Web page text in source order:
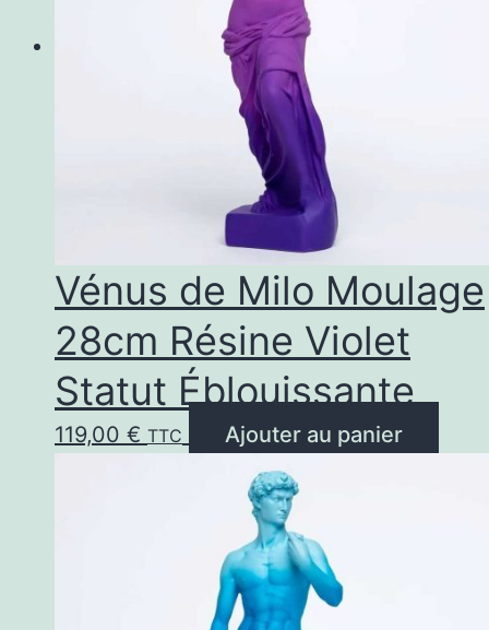
Vénus de Milo Moulage
28cm Résine Violet
Statut Éblouissante
119,00 € TTC Ajouter au panier